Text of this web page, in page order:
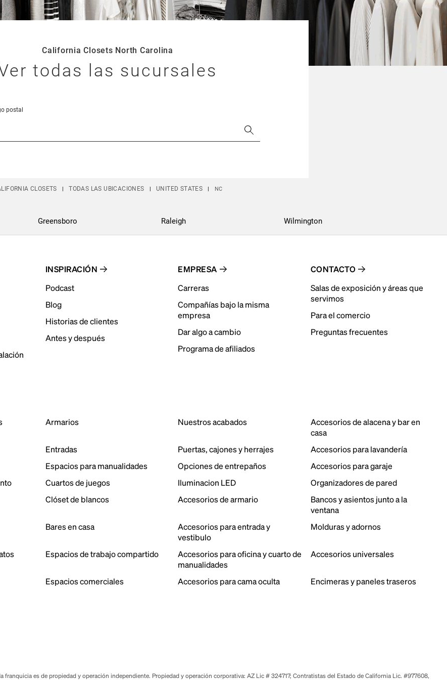
California Closets North Carolina
todas las sucursales
postal
CLOSETS TODAS LAS UBICACIONES UNITED STATES NC
Greensboro Raleigh Wilmington
INSPIRACIÓN
Podcast
Blog
Historias de clientes
Antes y después
EMPRESA
Carreras
Compañías bajo la misma
empresa
Dar algo a cambio
Programa de afiliados
CONTACTO
Salas de exposición y áreas que
servimos
Para el comercio
Preguntas frecuentes
Armarios Nuestros acabados
Accesorios de alacena y bar en
casa
Entradas Puertas, cajones y herrajes
Accesorios para lavandería
Espacios para manualidades Opciones de entrepaños
Accesorios para garaje
Cuartos de juegos Iluminacion LED
Organizadores de pared
Clóset de blancos Accesorios de armario
Bancos y asientos junto a la
ventana
Bares en casa
Accesorios para entrada y
vestibulo
Molduras y adornos
Espacios de trabajo compartido
Accesorios para oficina y cuarto de
manualidades
Accesorios universales
Espacios comerciales Accesorios para cama oculta
Encimeras y paneles traseros
es de propiedad y operación independiente. Propiedad y operación corporativa: AZ Lic # 324717; Contratistas del Estado de California Lic. #977608,